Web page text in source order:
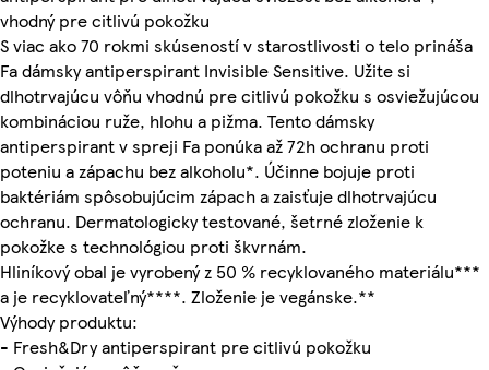
vhodný pre citlivú pokožku
S viac ako 70 rokmi skúseností v starostlivosti o telo prináša
Fa dámsky antiperspirant Invisible Sensitive. Užite si
dlhotrvajúcu vôňu vhodnú pre citlivú pokožku s osviežujúcou
kombináciou ruže, hlohu a pižma. Tento dámsky
antiperspirant v spreji Fa ponúka až 72h ochranu proti
poteniu a zápachu bez alkoholu*. Účinne bojuje proti
baktériám spôsobujúcim zápach a zaisťuje dlhotrvajúcu
ochranu. Dermatologicky testované, šetrné zloženie k
pokožke s technológiou proti škvrnám.
Hliníkový obal je vyrobený z 50 % recyklovaného materiálu***
a je recyklovateľný****. Zloženie je vegánske.**
Výhody produktu:
- Fresh&Dry antiperspirant pre citlivú pokožku